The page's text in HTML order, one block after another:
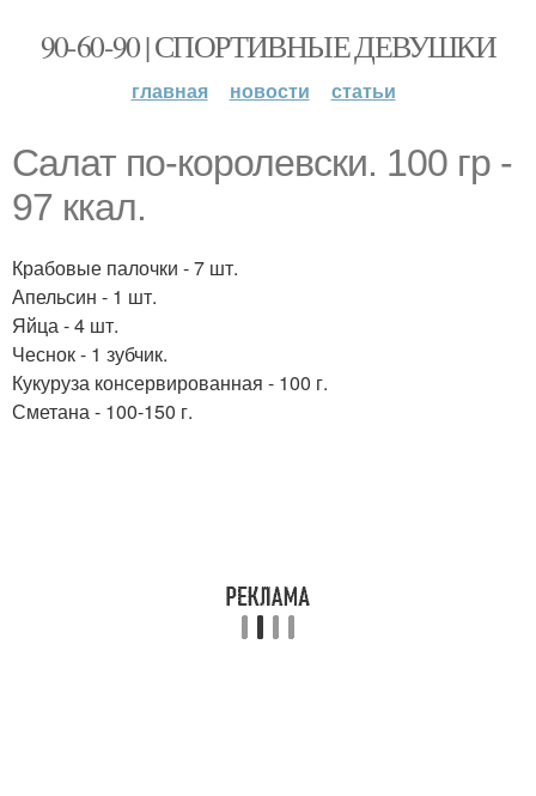
90-60-90 | СПОРТИВНЫЕ ДЕВУШКИ
главная новости статьи
Салат по-королевски. 100 гр -
97 ккал.
Крабовые палочки - 7 шт.
Апельсин - 1 шт.
Яйца - 4 шт.
Чеснок - 1 зубчик.
Кукуруза консервированная - 100 г.
Сметана - 100-150 г.